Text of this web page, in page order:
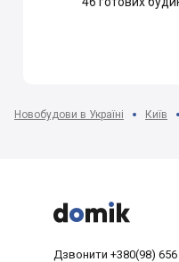
Новобудови в Україні Київ



Дзвонити +380(98) 656